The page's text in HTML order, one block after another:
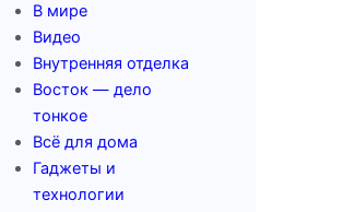
В мире
Видео
Внутренняя отделка
Восток — дело
тонкое
Всё для дома
Гаджеты и
технологии